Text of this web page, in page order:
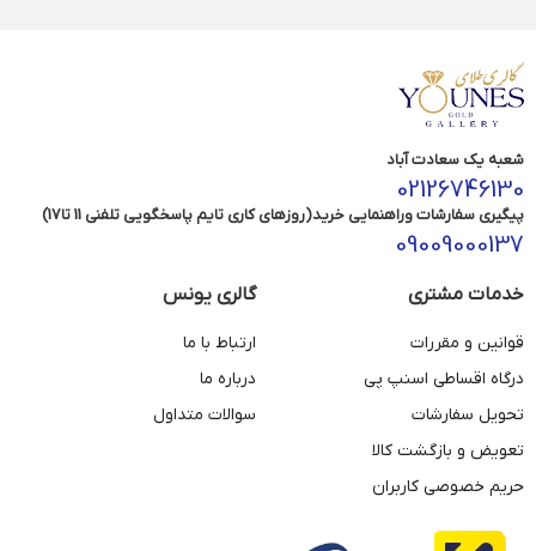
شعبه یک سعادت آباد
02126746130
پیگیری سفارشات وراهنمایی خرید(روزهای کاری تایم پاسخگویی تلفنی 11 تا17)
09009000137
خدمات مشتری
قوانین و مقررات
درگاه اقساطی اسنپ پی
تحویل سفارشات
تعویض و بازگشت کالا
حریم خصوصی کاربران
گالری یونس
ارتباط با ما
درباره ما
سوالات متداول